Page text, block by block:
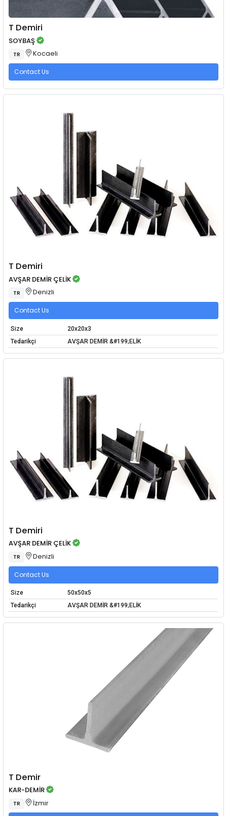
T Demiri
SOYBAŞ
TR Kocaeli
Contact Us
T Demiri
AVŞAR DEMİR ÇELİK
TR Denizli
Contact Us
Size
20x20x3
Tedarikçi
AVŞAR DEMİR &#199;ELİK
T Demiri
AVŞAR DEMİR ÇELİK
TR Denizli
Contact Us
Size
50x50x5
Tedarikçi
AVŞAR DEMİR &#199;ELİK
T Demir
KAR-DEMİR
TR İzmir